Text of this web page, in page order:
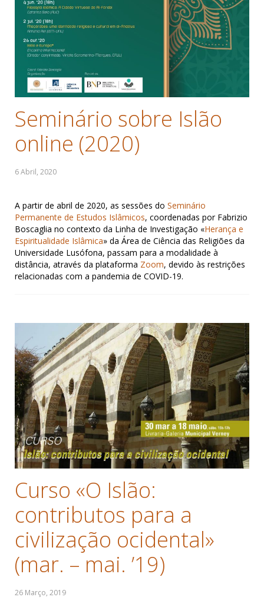
Seminário sobre Islão
online (2020)
A partir de abril de 2020, as sessões do Seminário
Permanente de Estudos Islâmicos, coordenadas por Fabrizio
Boscaglia no contexto da Linha de Investigação «Herança e
Espiritualidade Islâmica» da Área de Ciência das Religiões da
Universidade Lusófona, passam para a modalidade à
distância, através da plataforma Zoom, devido às restrições
relacionadas com a pandemia de COVID-19.
Curso «O Islão:
contributos para a
civilização ocidental»
(mar. – mai. ’19)